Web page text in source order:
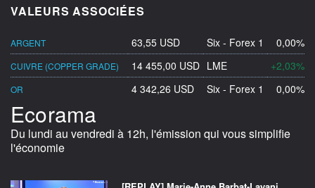
VALEURS ASSOCIÉES
ARGENT 63,55 USD Six - Forex 1 0,00%
CUIVRE (COPPER GRADE) 14 455,00 USD LME +2,03%
OR 4 342,26 USD Six - Forex 1 0,00%
Ecorama
Du lundi au vendredi à 12h, l'émission qui vous simplifie
l'économie